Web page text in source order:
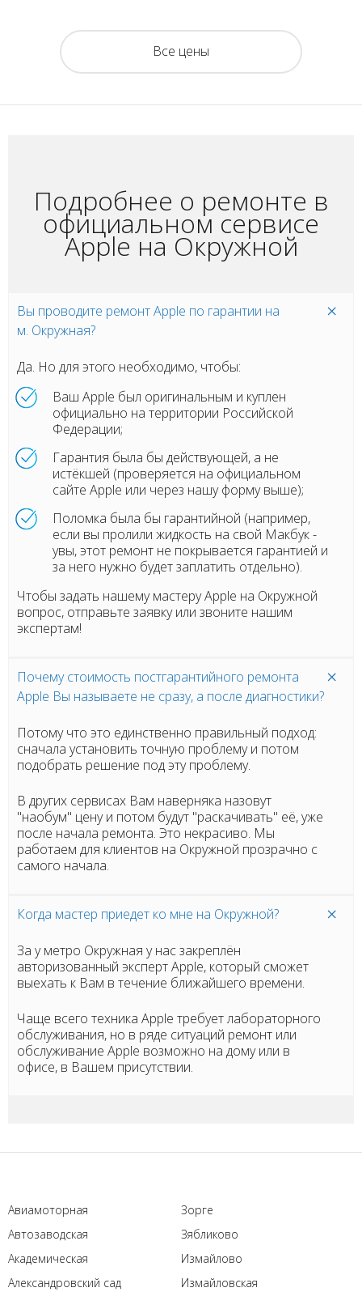
Все цены
Подробнее о ремонте в
официальном сервисе
Apple на Окружной
Вы проводите ремонт Apple по гарантии на
м. Окружная?
Да. Но для этого необходимо, чтобы:
Ваш Apple был оригинальным и куплен
официально на территории Российской
Федерации;
Гарантия была бы действующей, а не
истёкшей (проверяется на официальном
сайте Apple или через нашу форму выше);
Поломка была бы гарантийной (например,
если вы пролили жидкость на свой Макбук -
увы, этот ремонт не покрывается гарантией и
за него нужно будет заплатить отдельно).
Чтобы задать нашему мастеру Apple на Окружной
вопрос, отправьте заявку или звоните нашим
экспертам!
Почему стоимость постгарантийного ремонта
Apple Вы называете не сразу, а после диагностики?
Потому что это единственно правильный подход:
сначала установить точную проблему и потом
подобрать решение под эту проблему.
В других сервисах Вам наверняка назовут
"наобум" цену и потом будут "раскачивать" её, уже
после начала ремонта. Это некрасиво. Мы
работаем для клиентов на Окружной прозрачно с
самого начала.
Когда мастер приедет ко мне на Окружной?
За у метро Окружная у нас закреплён
авторизованный эксперт Apple, который сможет
выехать к Вам в течение ближайшего времени.
Чаще всего техника Apple требует лабораторного
обслуживания, но в ряде ситуаций ремонт или
обслуживание Apple возможно на дому или в
офисе, в Вашем присутствии.
Авиамоторная
Автозаводская
Академическая
Александровский сад
Зорге
Зябликово
Измайлово
Измайловская